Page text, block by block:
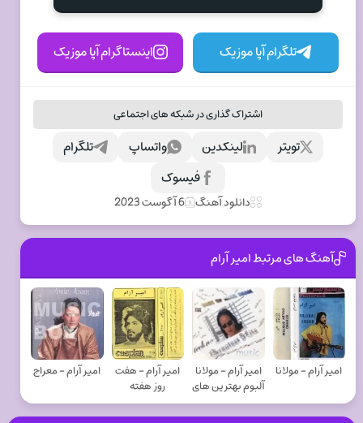
تلگرام آپا موزیک اینستاگرام آپا موزیک
اشتراک گذاری در شبکه های اجتماعی
تلگرام واتساپ لینکدین
تویتر
فیسوک
دانلود آهنگ 6 آگوست 2023
آهنگ های مرتبط امیر آرام
امیر آرام - مولانا
امیر آرام - مولانا
آلبوم بهترین های
امیر آرام - هفت
روز هفته
امیر آرام - معراج